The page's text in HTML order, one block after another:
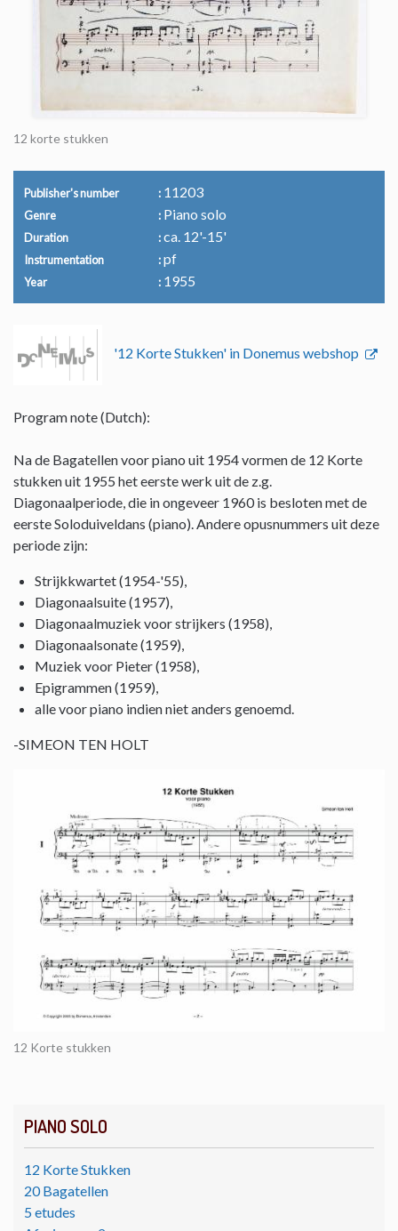
PIANO SOLO
12 Korte Stukken
20 Bagatellen
5 etudes
12 korte stukken
Publisher's number 11203
Genre Piano solo
Duration ca. 12'-15'
Instrumentation pf
Year 1955
'12 Korte Stukken' in Donemus webshop
Program note (Dutch):
Na de Bagatellen voor piano uit 1954 vormen de 12 Korte
stukken uit 1955 het eerste werk uit de z.g.
Diagonaalperiode, die in ongeveer 1960 is besloten met de
eerste Soloduiveldans (piano). Andere opusnummers uit deze
periode zijn:
Strijkkwartet (1954-'55),
Diagonaalsuite (1957),
Diagonaalmuziek voor strijkers (1958),
Diagonaalsonate (1959),
Muziek voor Pieter (1958),
Epigrammen (1959),
alle voor piano indien niet anders genoemd.
-SIMEON TEN HOLT
12 Korte stukken